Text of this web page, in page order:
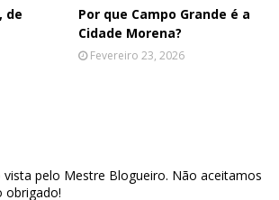
de
Por que Campo Grande é a
Cidade Morena?
Fevereiro 23, 2026
pelo Mestre Blogueiro. Não aceitamos
obrigado!